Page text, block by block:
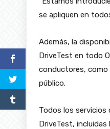
se apliquen en
Además, la
DriveTest en todo
conductores, como
público.
Todos los servicios
DriveTest,